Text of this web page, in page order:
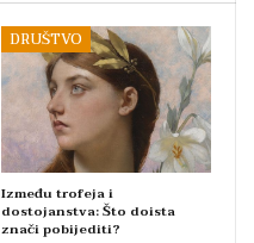
DRUŠTVO
Između trofeja i
dostojanstva: Što doista
znači pobijediti?